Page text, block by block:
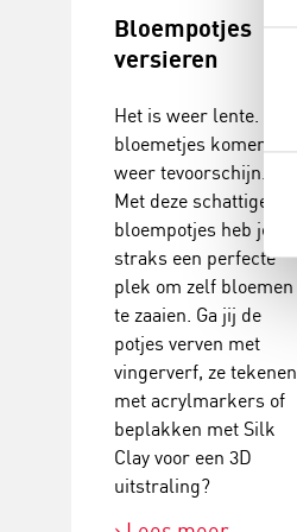
Bloempotjes
versieren
Het is weer lente. De
bloemetjes komen
weer tevoorschijn.
Met deze schattige
bloempotjes heb je
straks een perfecte
plek om zelf bloemen
te zaaien. Ga jij de
potjes verven met
vingerverf, ze tekenen
met acrylmarkers of
beplakken met Silk
Clay voor een 3D
uitstraling?